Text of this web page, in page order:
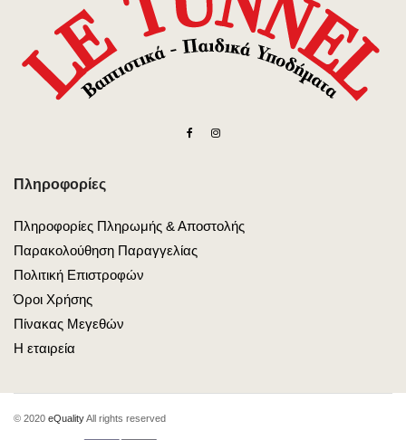
Πληροφορίες
Πληροφορίες Πληρωμής & Αποστολής
Παρακολούθηση Παραγγελίας
Πολιτική Επιστροφών
Όροι Χρήσης
Πίνακας Μεγεθών
Η εταιρεία
© 2020 eQualityAll rights reserved